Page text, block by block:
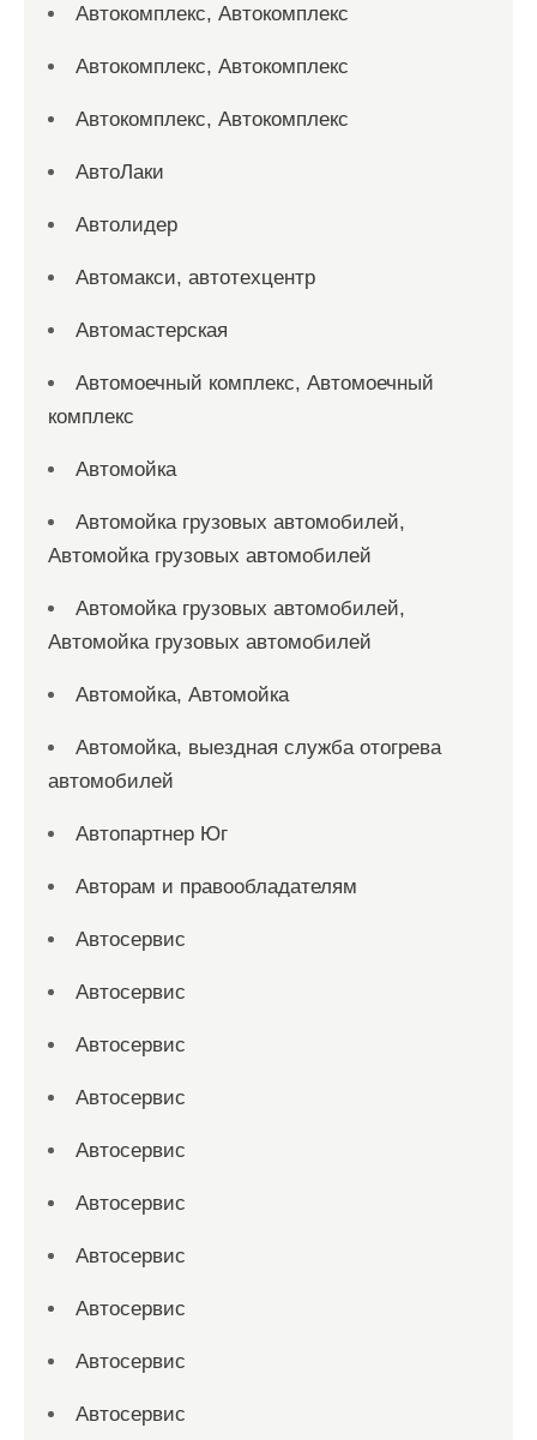
Автокомплекс, Автокомплекс
Автокомплекс, Автокомплекс
Автокомплекс, Автокомплекс
АвтоЛаки
Автолидер
Автомакси, автотехцентр
Автомастерская
Автомоечный комплекс, Автомоечный
комплекс
Автомойка
Автомойка грузовых автомобилей,
Автомойка грузовых автомобилей
Автомойка грузовых автомобилей,
Автомойка грузовых автомобилей
Автомойка, Автомойка
Автомойка, выездная служба отогрева
автомобилей
Автопартнер Юг
Авторам и правообладателям
Автосервис
Автосервис
Автосервис
Автосервис
Автосервис
Автосервис
Автосервис
Автосервис
Автосервис
Автосервис